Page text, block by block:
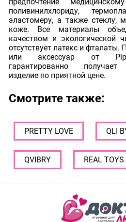
поливинилхлориду,
эластомеру, а также стеклу,
коже. Все материалы
качеством и экологической
отсутствует латекс и
или аксессуар от
гарантированно получает
изделие по приятной цене.
Смотрите также:
PRETTY LOVE QLI
QVIBRY REAL TOYS